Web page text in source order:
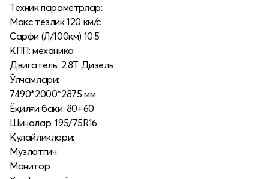
Техник параметрлар:
Макс тезлик 120 км/с
Сарфи (Л/100км) 10.5
КПП: механика
Двигатель: 2.8Т Дизель
Ўлчамлари:
7490*2000*2875 мм
Ёқилғи баки: 80+60
Шиналар: 195/75R16
Қулайликлари:
Музлатгич
Монитор